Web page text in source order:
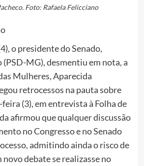
Foto: Rafaela Felicciano
o presidente do Senado,
(PSD-MG), desmentiu em nota, a
Mulheres, Aparecida
retrocessos na pauta sobre
(3), em entrevista à Folha de
afirmou que qualquer discussão
no Congresso e no Senado
admitindo ainda o risco de
novo debate se realizasse no